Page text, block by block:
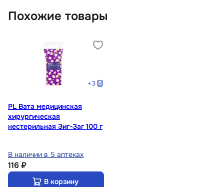
Похожие товары
+3
PL Вата медицинская
хирургическая
нестерильная Зиг-Заг 100 г
В наличии в 5 аптеках
116 ₽
В корзину